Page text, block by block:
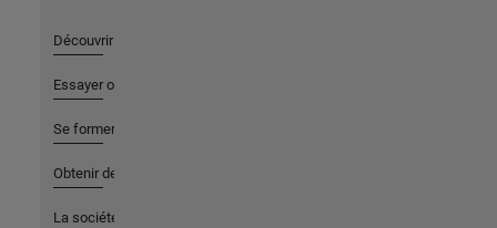
Découvrir les produits
Essayer ou acheter
Se former
Obtenir de l'aide
La société